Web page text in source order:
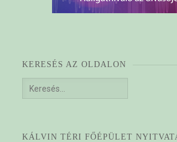
KERESÉS AZ OLDALON
Keresés:
KÁLVIN TÉRI FŐÉPÜLET